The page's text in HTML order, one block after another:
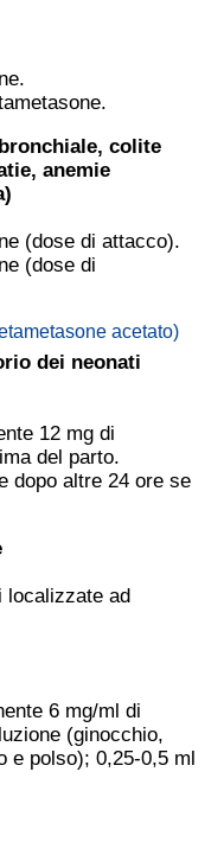
colite
anemie
(dose di attacco).
(dose di
acetato)
dei neonati
12 mg di
del parto.
dopo altre 24 ore se
localizzate ad
6 mg/ml di
(ginocchio,
e polso); 0,25-0,5 ml